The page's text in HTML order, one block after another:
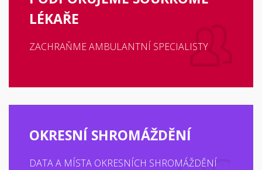
LÉKAŘE
ZACHRAŇME AMBULANTNÍ SPECIALISTY
OKRESNÍ SHROMÁŽDĚNÍ
DATA A MÍSTA OKRESNÍCH SHROMÁŽDĚNÍ